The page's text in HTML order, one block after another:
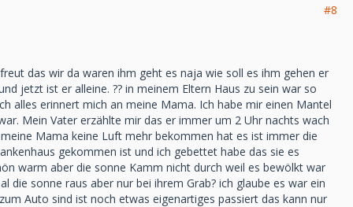
#8
das wir da waren ihm geht es naja wie soll es ihm gehen er
jetzt ist er alleine. ?? in meinem Eltern Haus zu sein war so
alles erinnert mich an meine Mama. Ich habe mir einen Mantel
Mein Vater erzählte mir das er immer um 2 Uhr nachts wach
Mama keine Luft mehr bekommen hat es ist immer die
gekommen ist und ich gebettet habe das sie es
warm aber die sonne Kamm nicht durch weil es bewölkt war
die sonne raus aber nur bei ihrem Grab? ich glaube es war ein
Auto sind ist noch etwas eigenartiges passiert das kann nur